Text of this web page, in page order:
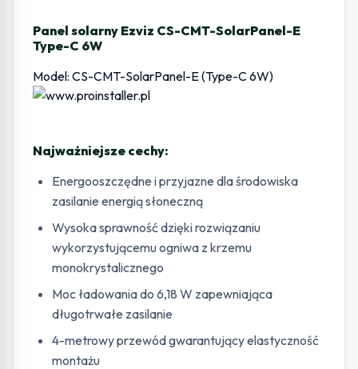
Panel solarny Ezviz CS-CMT-SolarPanel-E
Type-C 6W
Model: CS-CMT-SolarPanel-E (Type-C 6W)
Najważniejsze cechy:
Energooszczędne i przyjazne dla środowiska
zasilanie energią słoneczną
Wysoka sprawność dzięki rozwiązaniu
wykorzystującemu ogniwa z krzemu
monokrystalicznego
Moc ładowania do 6,18 W zapewniająca
długotrwałe zasilanie
4-metrowy przewód gwarantujący elastyczność
montażu